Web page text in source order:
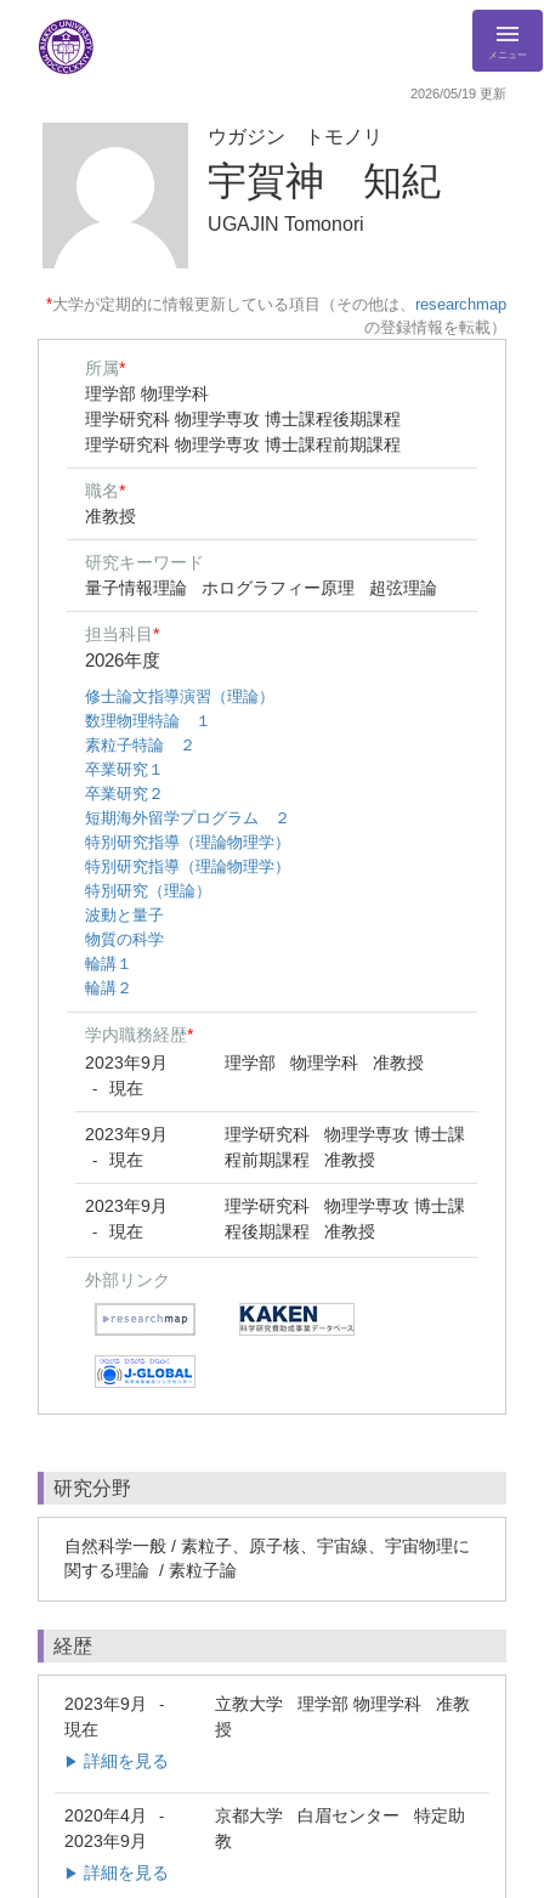
メニュー
2026/05/19 更新
ウガジン トモノリ
宇賀神 知紀
UGAJIN Tomonori
*大学が定期的に情報更新している項目（その他は、 researchmap
の登録情報を転載）
所属*
理学部 物理学科
理学研究科 物理学専攻 博士課程後期課程
理学研究科 物理学専攻 博士課程前期課程
職名*
准教授
研究キーワード
量子情報理論
ホログラフィー原理 超弦理論
担当科目*
2026年度
修士論文指導演習（理論）
数理物理特論 １
素粒子特論 ２
卒業研究１
卒業研究２
短期海外留学プログラム ２
特別研究指導（理論物理学）
特別研究指導（理論物理学）
特別研究（理論）
波動と量子
物質の科学
輪講１
輪講２
学内職務経歴*
2023年9月
- 現在
理学部 物理学科 准教授
2023年9月
- 現在
理学研究科 物理学専攻 博士課
程前期課程 准教授
2023年9月
- 現在
理学研究科 物理学専攻 博士課
程後期課程 准教授
外部リンク
研究分野
自然科学一般 / 素粒子、原子核、宇宙線、宇宙物理に
関する理論 / 素粒子論
経歴
2023年9月 -
現在
立教大学 理学部 物理学科 准教
授
▶ 詳細を見る
2020年4月 -
2023年9月
京都大学 白眉センター 特定助
教
▶ 詳細を見る